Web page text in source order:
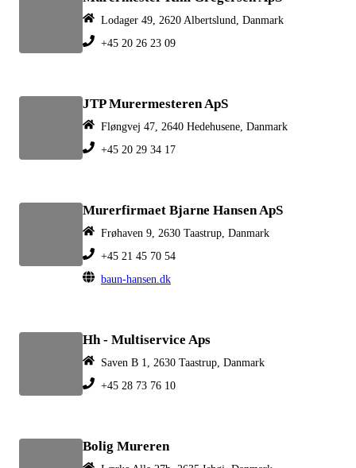
Lodager 49, 2620 Albertslund, Danmark
+45 20 26 23 09
JTP Murermesteren ApS
Fløngvej 47, 2640 Hedehusene, Danmark
+45 20 29 34 17
Murerfirmaet Bjarne Hansen ApS
Frøhaven 9, 2630 Taastrup, Danmark
+45 21 45 70 54
baun-hansen.dk
Hh - Multiservice Aps
Saven B 1, 2630 Taastrup, Danmark
+45 28 73 76 10
Bolig Mureren